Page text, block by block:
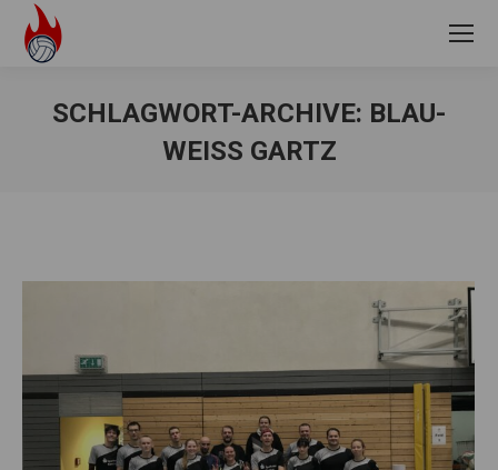
SCHLAGWORT-ARCHIVE: BLAU-
WEISS GARTZ